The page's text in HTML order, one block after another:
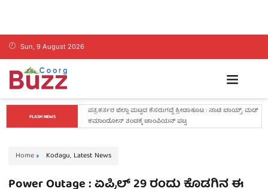
Sun, 9 August 2026
FLASH NEWS
ಸರ್ಕಾರಿ ಶಾಲಾ ಮಕ್ಕಳಿಗೆ ನೋಟ್ ಬುಕ್ ವಿತರಿಸಿದ ‘ಲಿಟಲ್ ಸ್ಕಾಲರ್ಸ್
ಅಕಾಡೆಮಿ’
Home Kodagu, Latest News
Power Outage : ಏಪ್ರಿಲ್ 29 ರಂದು ಕೊಡಗಿನ ಈ